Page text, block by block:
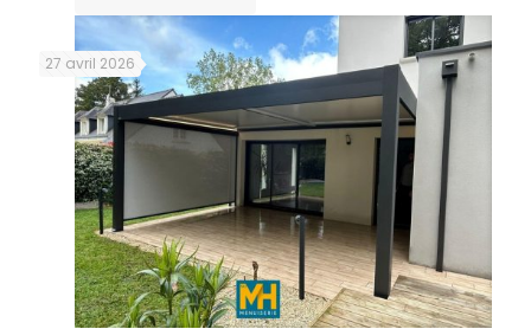
27 avril 2026